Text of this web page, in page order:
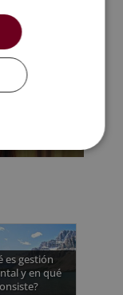
inmuebles,
del
grado de
a tomar
es gestión
y en qué